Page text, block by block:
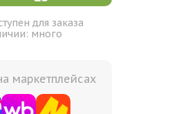
для заказа
много
маркетплейсах